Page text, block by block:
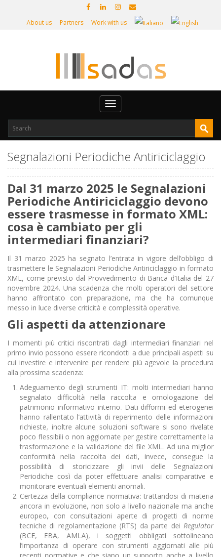
About us Partners Work with us
Toggle
navigation
Segnalazioni Periodiche Antiriciclaggio
Dal 31 marzo 2025 le Segnalazioni
Periodiche Antiriciclaggio devono
essere trasmesse in formato XML:
cosa è cambiato per gli
intermediari finanziari?
Il 31 marzo 2025 ha segnato l’entrata in vigore dell’obbligo di
trasmettere le Segnalazioni Periodiche Antiriciclaggio in formato
XML, come previsto dal Provvedimento di Banca d’Italia del 27
novembre 2024. Una scadenza che molti operatori del settore
hanno affrontato con preparazione, ma che ha comunque
messo in luce diverse criticità e complessità operative.
Gli aspetti da attenzionare
I momenti più critici riscontrati dagli intermediari finanziari nel
primo invio possono essere ricondotti a due principali aspetti su
cui investire e intervenire per rendere più agevole la procedura
alla prossima scadenza:
Adeguamento degli strumenti IT: molti intermediari hanno
segnalato difficoltà nella raccolta e omologazione del
patrimonio informativo interno. Dati difformi ed eterogenei
hanno rallentato l’attività di reperimento delle informazioni
richieste, inoltre alcune soluzioni software si sono rivelate
poco flessibili o non aggiornate per gestire correttamente la
trasformazione e la validazione del file XML. Ad una miglior
conformità nella raccolta dei dati, invece, consegue la
possibilità di storicizzare gli invii delle Segnalazioni
Periodiche così da poter effettuare analisi comparative e
monitorare eventuali elementi anomali.
Certezza della compliance normativa: trattandosi di materia
ancora in evoluzione, non solo a livello nazionale ma anche
europeo, con consultazioni aperte di progetti di norme
tecniche di regolamentazione (RTS) da parte dei Regulator
(BCE, EBA, AMLA), i soggetti obbligati sottolineano
l’importanza di operare con strumenti aggiornati alle più